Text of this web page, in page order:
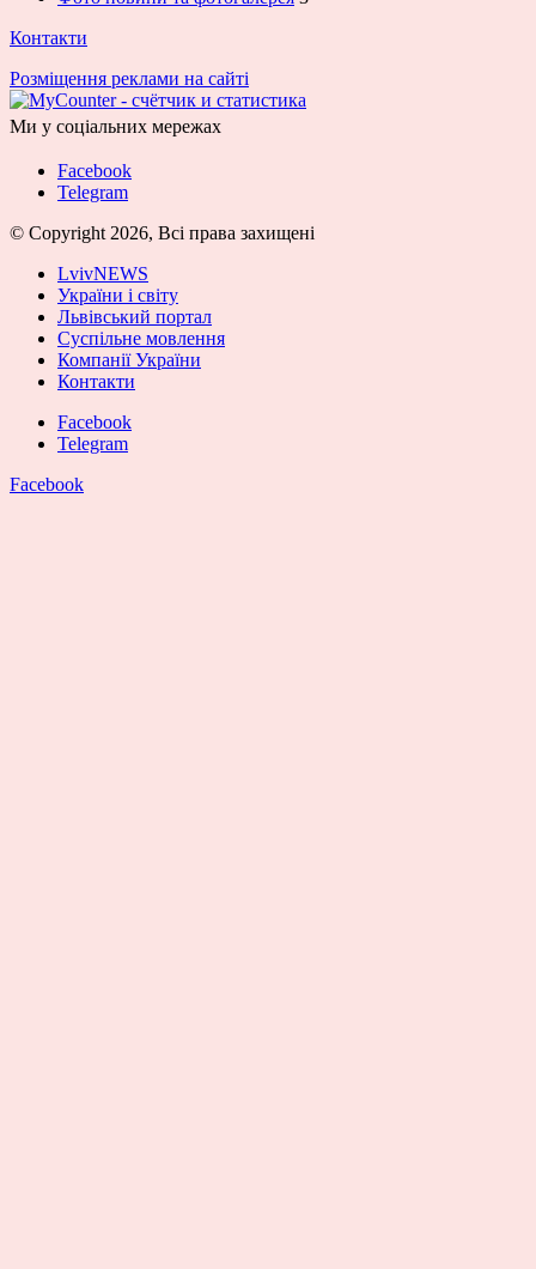
Контакти
Розміщення реклами на сайті
Ми у соціальних мережах
Facebook
Telegram
© Copyright 2026, Всі права захищені
LvivNEWS
України і світу
Львівський портал
Суспільне мовлення
Компанії України
Контакти
Facebook
Telegram
Facebook